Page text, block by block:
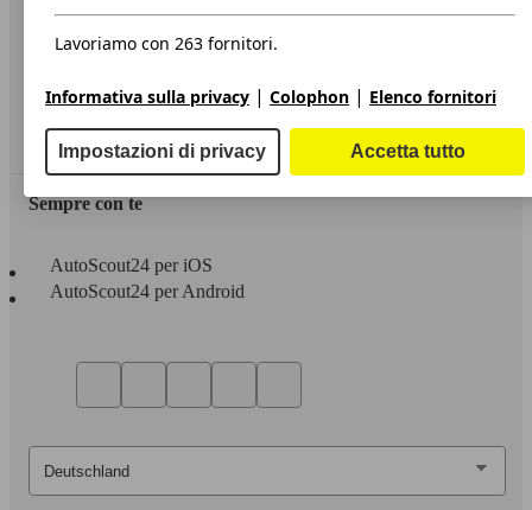
Privacy
Dichiarazione di Accessibilità
Servizi
Area rivenditori
Sempre con te
AutoScout24 per iOS
AutoScout24 per Android
Lavoriamo con 263 fornitori.
Informativa sulla privacy | Colophon | Elenco fornitori
Impostazioni di privacy Accetta tutto